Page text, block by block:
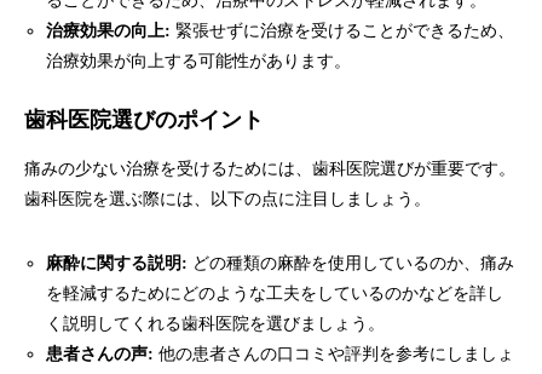
治療効果の向上: 緊張せずに治療を受けることができるため、
治療効果が向上する可能性があります。
歯科医院選びのポイント
痛みの少ない治療を受けるためには、歯科医院選びが重要です。
歯科医院を選ぶ際には、以下の点に注目しましょう。
麻酔に関する説明: どの種類の麻酔を使用しているのか、痛み
を軽減するためにどのような工夫をしているのかなどを詳し
く説明してくれる歯科医院を選びましょう。
患者さんの声: 他の患者さんの口コミや評判を参考にしましょ